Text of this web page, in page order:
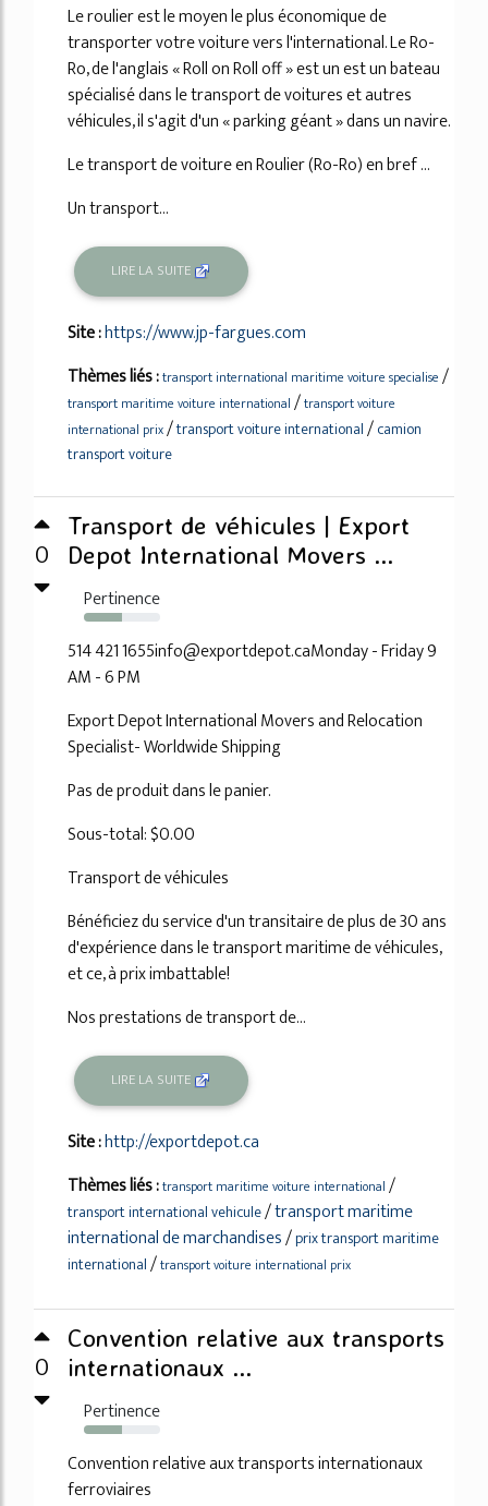
Le roulier est le moyen le plus économique de
transporter votre voiture vers l'international. Le Ro-
Ro, de l'anglais « Roll on Roll off » est un est un bateau
spécialisé dans le transport de voitures et autres
véhicules, il s'agit d'un « parking géant » dans un navire.
Le transport de voiture en Roulier (Ro-Ro) en bref ...
Un transport...
LIRE LA SUITE
Site :https://www.jp-fargues.com
Thèmes liés :transport international maritime voiture specialise /
transport maritime voiture international /transport voiture
international prix/transport voiture international/camion
transport voiture
0
Transport de véhicules | Export
Depot International Movers ...
Pertinence
50%
514 421 1655info@exportdepot.caMonday - Friday 9
AM - 6 PM
Export Depot International Movers and Relocation
Specialist- Worldwide Shipping
Pas de produit dans le panier.
Sous-total: $0.00
Transport de véhicules
Bénéficiez du service d'un transitaire de plus de 30 ans
d'expérience dans le transport maritime de véhicules,
et ce, à prix imbattable!
Nos prestations de transport de...
LIRE LA SUITE
Site :http://exportdepot.ca
Thèmes liés :transport maritime voiture international /
transport international vehicule/transport maritime
international de marchandises/prix transport maritime
international/transport voiture international prix
0
Convention relative aux transports
internationaux ...
Pertinence
50%
Convention relative aux transports internationaux
ferroviaires